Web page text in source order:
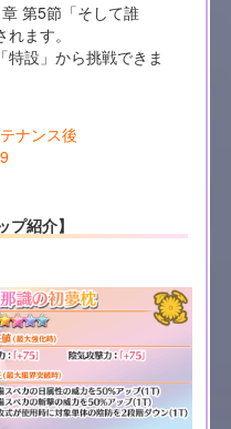
第5節「そして誰
ます。
設」から挑戦できま
ナンス後
プ紹介】